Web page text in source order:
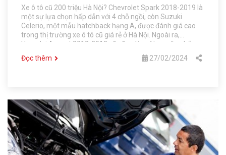
Xe ô tô cũ 200 triệu Hà Nội? Chevrolet Spark 2018-2019 là
một sự lựa chọn hấp dẫn với 4 chỗ ngồi, còn Suzuki
Celerio, một mẫu hatchback hạng A, được đánh giá cao
trong thị trường xe ô tô cũ giá rẻ ở Hà Nội. Ngoài ra,
Hyundai Accent 2012-2013 cũ cũng là một sự cân nhắc
đáng kể trong khoảng ngân sách 200 triệu đồng, mang lại
giá trị đáng giá và trải nghiệm lái xe thú vị.
Đọc thêm 27/02/2024